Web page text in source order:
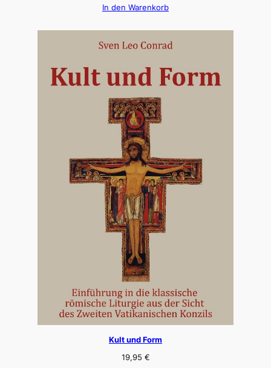
In den Warenkorb
Kult und Form
19,95 €